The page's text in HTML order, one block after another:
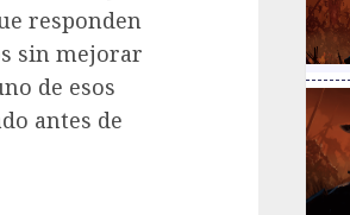
responden
sin mejorar
de esos
antes de